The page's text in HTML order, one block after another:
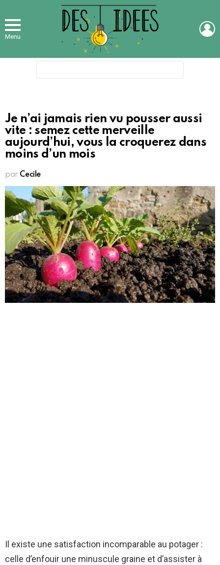
Menu
Je n’ai jamais rien vu pousser aussi
vite : semez cette merveille
aujourd’hui, vous la croquerez dans
moins d’un mois
par Cecile
Il existe une satisfaction incomparable au potager :
celle d’enfouir une minuscule graine et d’assister à